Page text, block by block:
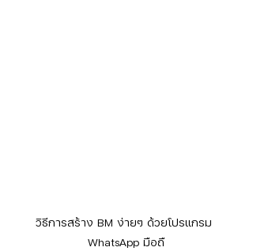
วิธีการสร้าง BM ง่ายๆ ด้วยโปรแกรม
WhatsApp มือถื